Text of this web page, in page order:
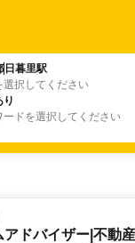
日暮里駅
選択してください
り
ードを選択してください
アドバイザー|不動